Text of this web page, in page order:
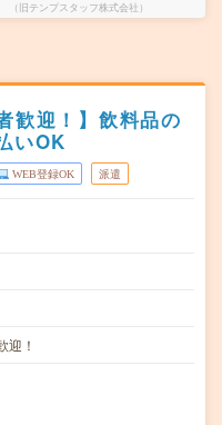
旧テンプスタッフ株式会社）
歓迎！】飲料品の
いOK
WEB登録OK 派遣
迎！